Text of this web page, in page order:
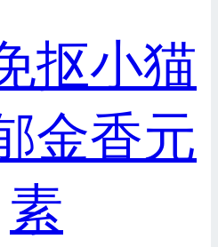
抠小猫
金香元
素